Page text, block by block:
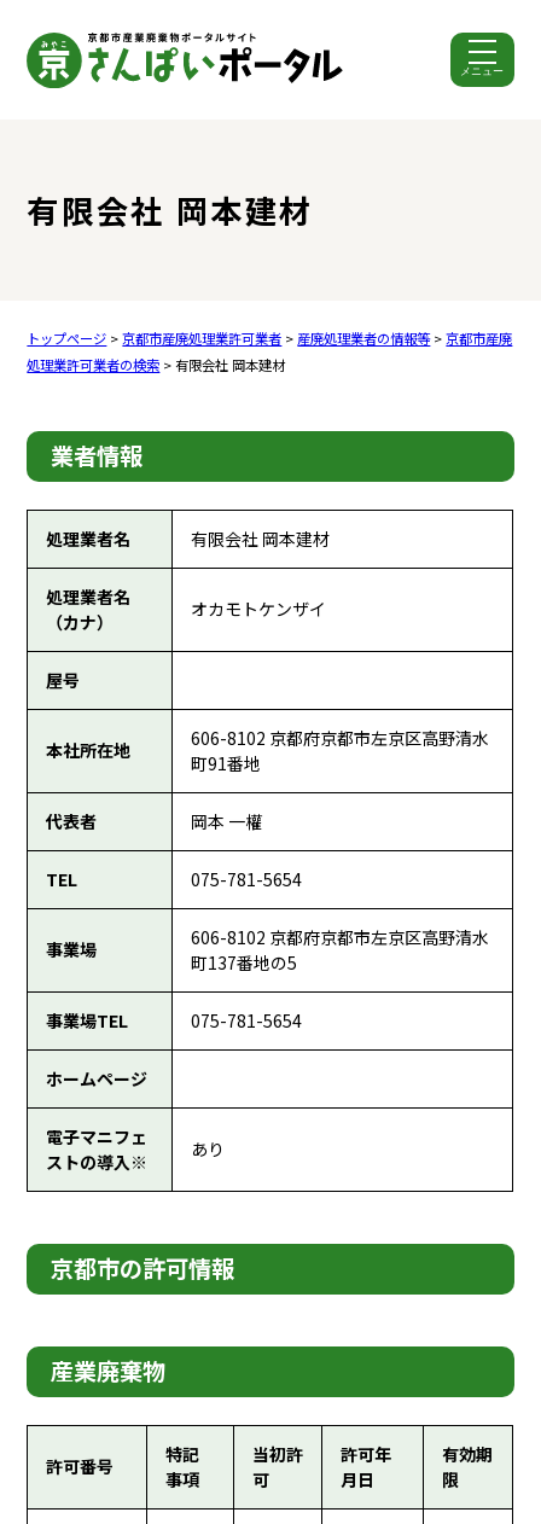
メニュー
有限会社 岡本建材
トップページ >京都市産廃処理業許可業者 > 産廃処理業者の情報等>京都市産廃
処理業許可業者の検索 > 有限会社 岡本建材
業者情報
処理業者名 有限会社 岡本建材
処理業者名
（カナ）
オカモトケンザイ
屋号
本社所在地
606-8102 京都府京都市左京区高野清水
町91番地
代表者 岡本 一權
TEL 075-781-5654
事業場
606-8102 京都府京都市左京区高野清水
町137番地の5
事業場TEL 075-781-5654
ホームページ
電子マニフェ
ストの導入※
あり
京都市の許可情報
産業廃棄物
許可番号
特記
事項
当初許
可
許可年
月日
有効期
限